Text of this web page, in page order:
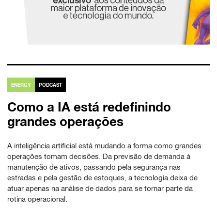
ENERGY PODCAST
Como a IA está redefinindo
grandes operações
A inteligência artificial está mudando a forma como grandes
operações tomam decisões. Da previsão de demanda à
manutenção de ativos, passando pela segurança nas
estradas e pela gestão de estoques, a tecnologia deixa de
atuar apenas na análise de dados para se tornar parte da
rotina operacional.